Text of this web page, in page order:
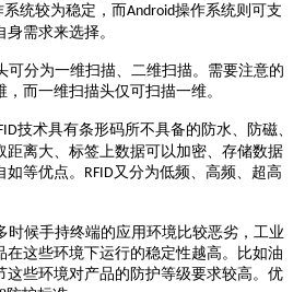
系统较为稳定，而Android操作系统则可支
需求来选择。
可分为一维扫描、二维扫描。需要注意的
而一维扫描头仅可扫描一维。
技术具有条形码所不具备的防水、防磁、
距离大、标签上数据可以加密、存储数据
等优点。
RFID又分为低频、高频、超高
时候手持终端的应用环境比较恶劣，工业
在这些环境下运行的稳定性越高。比如油
些环境对产品的防护等级要求较高。 优